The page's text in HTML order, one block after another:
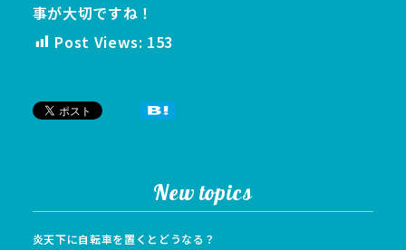
事が大切ですね！
Post Views: 153
New topics
炎天下に自転車を置くとどうなる？